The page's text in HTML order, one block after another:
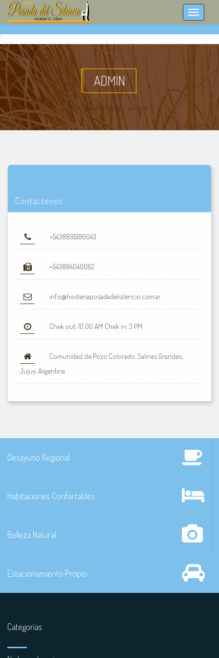
´
ADMIN
Author Archives : admin
Contactenos
+5438895186043
+543884040062
info@hosteriaposadadelsilencio.com.ar
Chek out: 10:00 AM Chek in: 3 PM
Comunidad de Pozo Colorado, Salinas Grandes,
Jujuy, Argentina
Desayuno Regional
Habitaciones Confortables
Belleza Natural
Estacionamiento Propio
Categorías